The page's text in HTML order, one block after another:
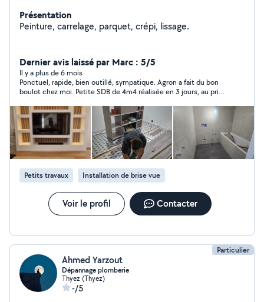
Présentation
Peinture, carrelage, parquet, crépi, lissage.
Dernier avis laissé par Marc : 5/5
Il y a plus de 6 mois
Ponctuel, rapide, bien outillé, sympatique. Agron a fait du bon
boulot chez moi. Petite SDB de 4m4 réalisée en 3 jours, au prix
Petits travaux Installation de brise vue
Voir le profil Contacter
Particulier
Ahmed Yarzout
Dépannage plomberie
Thyez (Thyez)
-/5